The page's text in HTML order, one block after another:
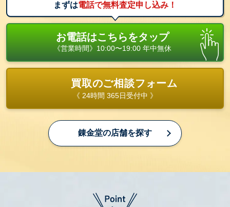
まずは電話で無料査定申し込み！
お電話はこちらをタップ
《営業時間》10:00〜19:00 年中無休
買取のご相談フォーム
《 24時間 365日受付中 》
錬金堂の店舗を探す